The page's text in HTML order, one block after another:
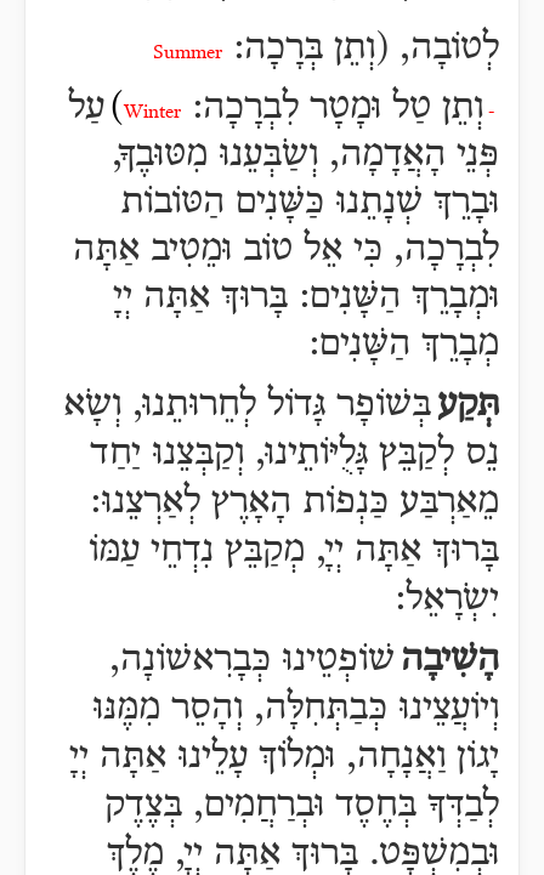
לְטוֹבָה, (וְתֵן בְּרָכָה:
Summer
- וְתֵן טַל וּמָטָר לִבְרָכָה: Winter
)עַל
פְּנֵי הָאֲדָמָה, וְשַֹבְּעֵנוּ מִטּוּבֶךָ,
וּבָרֵךְ שְׁנָתֵנוּ כַּשָּׁנִים הַטּוֹבוֹת
לִבְרָכָה, כִּי אֵל טוֹב וּמֵטִיב אַתָּה
וּמְבָרֵךְ הַשָּׁנִים: בָּרוּךְ אַתָּה יְיָ
מְבָרֵךְ הַשָּׁנִים:
תְּקַעבְּשׁוֹפָר גָּדוֹל לְחֵרוּתֵנוּ, וְשָֹא
נֵס לְקַבֵּץ גָּלֻיּוֹתֵינוּ, וְקַבְּצֵנוּ יַחַד
מֵאַרְבַּע כַּנְפוֹת הָאָרֶץ לְאַרְצֵנוּ:
בָּרוּךְ אַתָּה יְיָ, מְקַבֵּץ נִדְחֵי עַמּוֹ
יִשְֹרָאֵל:
הָשִׁיבָה שׁוֹפְטֵינוּ כְּבָרִאשׁוֹנָה,
וְיוֹעֲצֵינוּ כְּבַתְּחִלָּה, וְהָסֵר מִמֶּנּוּ
יָגוֹן וַאֲנָחָה, וּמְלוֹךְ עָלֵינוּ אַתָּה יְיָ
לְבַדְּךָ בְּחֶסֶד וּבְרַחֲמִים, בְּצֶדֶק
וּבְמִשְׁפָּט. בָּרוּךְ אַתָּה יְיָ, מֶלֶךְ